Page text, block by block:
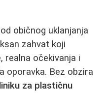
običnog uklanjanja
zahvat koji
realna očekivanja i
oporavka. Bez obzira
za plastičnu